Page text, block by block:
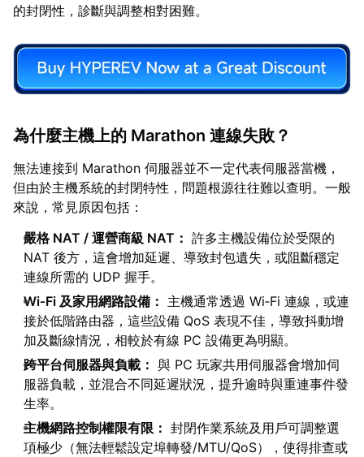
的封閉性，診斷與調整相對困難。
為什麼主機上的 Marathon 連線失敗？
無法連接到 Marathon 伺服器並不一定代表伺服器當機，
但由於主機系統的封閉特性，問題根源往往難以查明。一般
來說，常見原因包括：
嚴格 NAT / 運營商級 NAT： 許多主機設備位於受限的
NAT 後方，這會增加延遲、導致封包遺失，或阻斷穩定
連線所需的 UDP 握手。
Wi‑Fi 及家用網路設備： 主機通常透過 Wi‑Fi 連線，或連
接於低階路由器，這些設備 QoS 表現不佳，導致抖動增
加及斷線情況，相較於有線 PC 設備更為明顯。
跨平台伺服器與負載： 與 PC 玩家共用伺服器會增加伺
服器負載，並混合不同延遲狀況，提升逾時與重連事件發
生率。
主機網路控制權限有限： 封閉作業系統及用戶可調整選
項極少（無法輕鬆設定埠轉發/MTU/QoS），使得排查或